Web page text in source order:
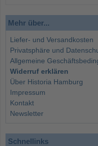
Mehr über...
Liefer- und Versandkosten
Privatsphäre und
Allgemeine
Widerruf erklären
Über Historia Hamburg
Impressum
Kontakt
Newsletter
Schnellinks